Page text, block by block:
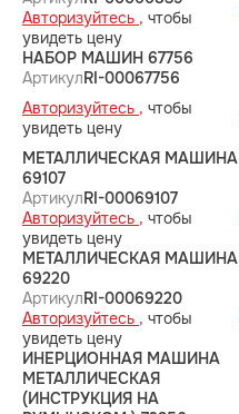
Авторизуйтесь , чтобы
увидеть цену
НАБОР МАШИН 67756
АртикулRI-00067756
Авторизуйтесь , чтобы
увидеть цену
МЕТАЛЛИЧЕСКАЯ МАШИНА
69107
АртикулRI-00069107
Авторизуйтесь , чтобы
увидеть цену
МЕТАЛЛИЧЕСКАЯ МАШИНА
69220
АртикулRI-00069220
Авторизуйтесь , чтобы
увидеть цену
ИНЕРЦИОННАЯ МАШИНА
МЕТАЛЛИЧЕСКАЯ
(ИНСТРУКЦИЯ НА